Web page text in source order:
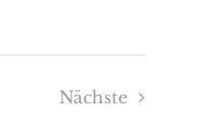
Nächste